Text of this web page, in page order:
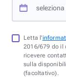
Letta l'
2016/679 do il
ricevere
sulla
(facoltativo).